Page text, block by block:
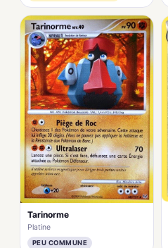
Tarinorme
Platine
PEU COMMUNE